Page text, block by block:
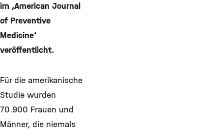
im ‚American Journal
of Preventive
Medicine‘
veröffentlicht.
Für die amerikanische
Studie wurden
70.900 Frauen und
Männer, die niemals